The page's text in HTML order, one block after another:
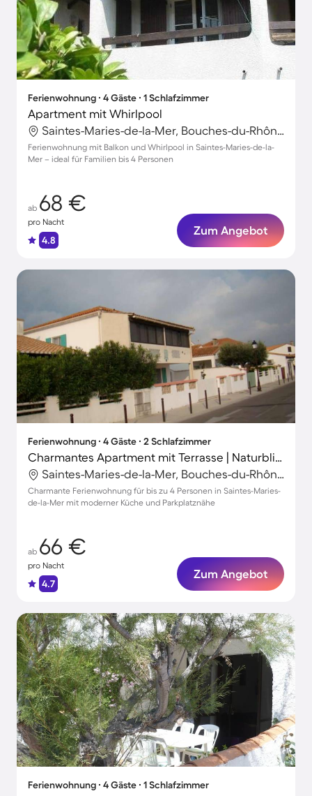
Ferienwohnung ∙ 4 Gäste ∙ 1 Schlafzimmer
Apartment mit Whirlpool
Saintes-Maries-de-la-Mer, Bouches-du-Rhône, Frankreich
Ferienwohnung mit Balkon und Whirlpool in Saintes-Maries-de-la-
Mer – ideal für Familien bis 4 Personen
ab 68 €
pro Nacht
4.8
Zum Angebot
Ferienwohnung ∙ 4 Gäste ∙ 2 Schlafzimmer
Charmantes Apartment mit Terrasse | Naturblick | Strand in der Nähe
Saintes-Maries-de-la-Mer, Bouches-du-Rhône, Frankreich
Charmante Ferienwohnung für bis zu 4 Personen in Saintes-Maries-
de-la-Mer mit moderner Küche und Parkplatznähe
ab 66 €
pro Nacht
4.7
Zum Angebot
Ferienwohnung ∙ 4 Gäste ∙ 1 Schlafzimmer